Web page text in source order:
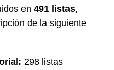
en 491 listas,
de la siguiente
298 listas